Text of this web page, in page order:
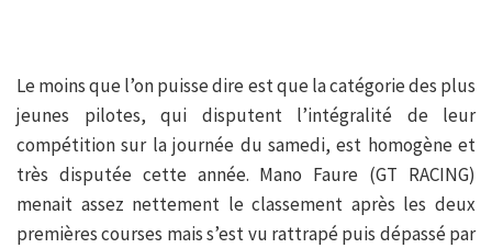
Le moins que l’on puisse dire est que la catégorie des plus
jeunes pilotes, qui disputent l’intégralité de leur
compétition sur la journée du samedi, est homogène et
très disputée cette année. Mano Faure (GT RACING)
menait assez nettement le classement après les deux
premières courses mais s’est vu rattrapé puis dépassé par